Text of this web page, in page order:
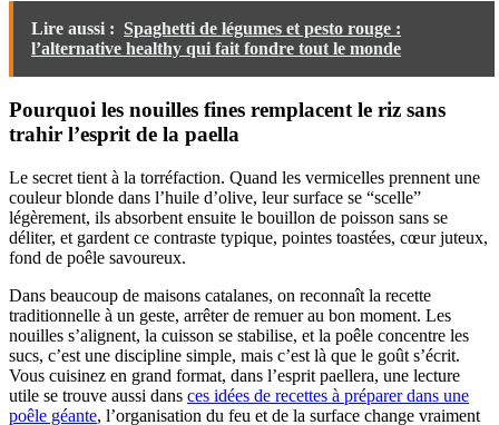
Lire aussi : Spaghetti de légumes et pesto rouge :
l’alternative healthy qui fait fondre tout le monde
Pourquoi les nouilles fines remplacent le riz sans
trahir l’esprit de la paella
Le secret tient à la torréfaction. Quand les vermicelles prennent une
couleur blonde dans l’huile d’olive, leur surface se “scelle”
légèrement, ils absorbent ensuite le bouillon de poisson sans se
déliter, et gardent ce contraste typique, pointes toastées, cœur juteux,
fond de poêle savoureux.
Dans beaucoup de maisons catalanes, on reconnaît la recette
traditionnelle à un geste, arrêter de remuer au bon moment. Les
nouilles s’alignent, la cuisson se stabilise, et la poêle concentre les
sucs, c’est une discipline simple, mais c’est là que le goût s’écrit.
Vous cuisinez en grand format, dans l’esprit paellera, une lecture
utile se trouve aussi dans ces idées de recettes à préparer dans une
poêle géante, l’organisation du feu et de la surface change vraiment